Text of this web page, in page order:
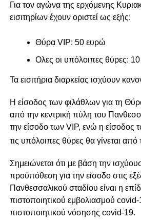
Για τον αγώνα της ερχόμενης
εισιτηρίων έχουν οριστεί ως εξής:
Θύρα VIP: 50 ευρώ
Ολες οι υπόλοιπες θύρες:
Τα εισιτήρια διαρκείας ισχύουν
Η είσοδος των φιλάθλων για τη
από την κεντρική πύλη του
την είσοδο των VIP, ενώ η είσοδος
τις υπόλοιπες θύρες θα γίνεται από
Σημειώνεται ότι με βάση την
προϋπόθεση για την είσοδο στις
Πανθεσσαλικού σταδίου είναι η
πιστοποιητικού εμβολιασμού covid-
πιστοποιητικού νόσησης covid-19.